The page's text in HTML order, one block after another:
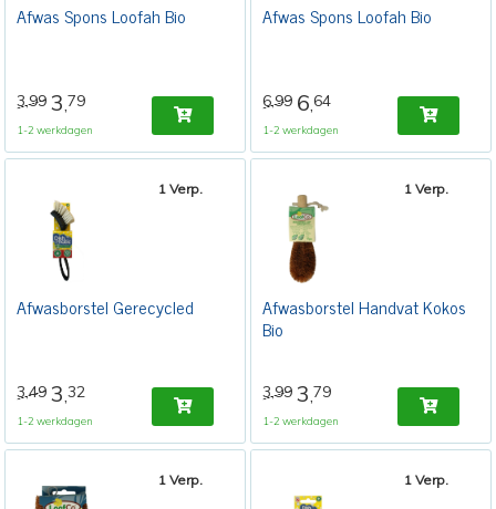
Afwas Spons Loofah Bio
3,99 3,79
1-2 werkdagen
Afwas Spons Loofah Bio
6,99 6,64
1-2 werkdagen
1 Verp.
Afwasborstel Gerecycled
3,49 3,32
1-2 werkdagen
1 Verp.
Afwasborstel Handvat Kokos
Bio
3,99 3,79
1-2 werkdagen
1 Verp. 1 Verp.